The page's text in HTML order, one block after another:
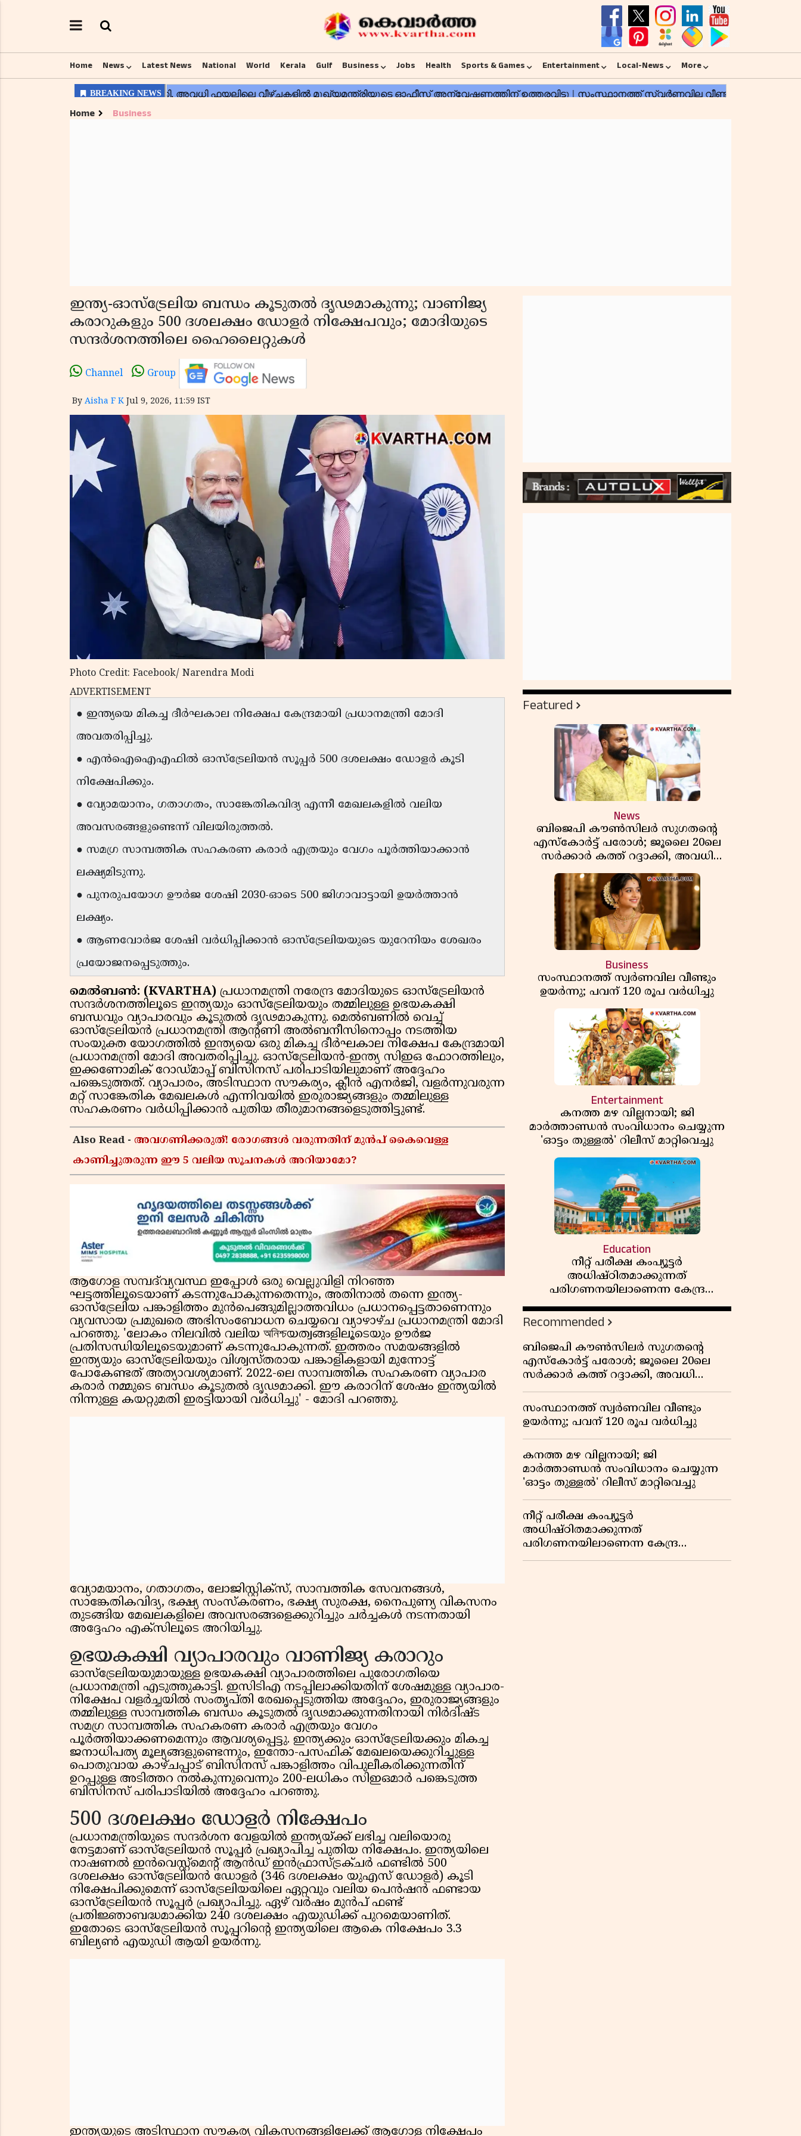
Home News Latest News National World Kerala Gulf Business Jobs Health Sports & Games Entertainment Local-News More
Home Business
ഇന്ത്യ-ഓസ്ട്രേലിയ ബന്ധം കൂടുതൽ ദൃഢമാകുന്നു; വാണിജ്യ
കരാറുകളും 500 ദശലക്ഷം ഡോളർ നിക്ഷേപവും; മോദിയുടെ
സന്ദർശനത്തിലെ ഹൈലൈറ്റുകൾ
Channel Group
By Aisha F K Jul 9, 2026, 11:59 IST
Photo Credit: Facebook/ Narendra Modi
ADVERTISEMENT
● ഇന്ത്യയെ മികച്ച ദീർഘകാല നിക്ഷേപ കേന്ദ്രമായി പ്രധാനമന്ത്രി മോദി
അവതരിപ്പിച്ചു.
● എൻഐഐഎഫിൽ ഓസ്ട്രേലിയൻ സൂപ്പർ 500 ദശലക്ഷം ഡോളർ കൂടി
നിക്ഷേപിക്കും.
● വ്യോമയാനം, ഗതാഗതം, സാങ്കേതികവിദ്യ എന്നീ മേഖലകളിൽ വലിയ
അവസരങ്ങളുണ്ടെന്ന് വിലയിരുത്തൽ.
● സമഗ്ര സാമ്പത്തിക സഹകരണ കരാർ എത്രയും വേഗം പൂർത്തിയാക്കാൻ
ലക്ഷ്യമിടുന്നു.
● പുനരുപയോഗ ഊർജ ശേഷി 2030-ഓടെ 500 ജിഗാവാട്ടായി ഉയർത്താൻ
ലക്ഷ്യം.
● ആണവോർജ ശേഷി വർധിപ്പിക്കാൻ ഓസ്ട്രേലിയയുടെ യുറേനിയം ശേഖരം
പ്രയോജനപ്പെടുത്തും.
മെൽബൺ: (KVARTHA) പ്രധാനമന്ത്രി നരേന്ദ്ര മോദിയുടെ ഓസ്ട്രേലിയൻ
സന്ദർശനത്തിലൂടെ ഇന്ത്യയും ഓസ്ട്രേലിയയും തമ്മിലുള്ള ഉഭയകക്ഷി
ബന്ധവും വ്യാപാരവും കൂടുതൽ ദൃഢമാകുന്നു. മെൽബണിൽ വെച്ച്
ഓസ്ട്രേലിയൻ പ്രധാനമന്ത്രി ആന്റണി അൽബനീസിനൊപ്പം നടത്തിയ
സംയുക്ത യോഗത്തിൽ ഇന്ത്യയെ ഒരു മികച്ച ദീർഘകാല നിക്ഷേപ കേന്ദ്രമായി
പ്രധാനമന്ത്രി മോദി അവതരിപ്പിച്ചു. ഓസ്ട്രേലിയൻ-ഇന്ത്യ സിഇഒ ഫോറത്തിലും,
ഇക്കണോമിക് റോഡ്മാപ്പ് ബിസിനസ് പരിപാടിയിലുമാണ് അദ്ദേഹം
പങ്കെടുത്തത്. വ്യാപാരം, അടിസ്ഥാന സൗകര്യം, ക്ലീൻ എനർജി, വളർന്നുവരുന്ന
മറ്റ് സാങ്കേതിക മേഖലകൾ എന്നിവയിൽ ഇരുരാജ്യങ്ങളും തമ്മിലുള്ള
സഹകരണം വർധിപ്പിക്കാൻ പുതിയ തീരുമാനങ്ങളെടുത്തിട്ടുണ്ട്.
Also Read - അവഗണിക്കരുത്! രോഗങ്ങൾ വരുന്നതിന് മുൻപ് കൈവെള്ള
കാണിച്ചുതരുന്ന ഈ 5 വലിയ സൂചനകൾ അറിയാമോ?
ആഗോള സമ്പദ്‌വ്യവസ്ഥ ഇപ്പോൾ ഒരു വെല്ലുവിളി നിറഞ്ഞ
ഘട്ടത്തിലൂടെയാണ് കടന്നുപോകുന്നതെന്നും, അതിനാൽ തന്നെ ഇന്ത്യ-
ഓസ്ട്രേലിയ പങ്കാളിത്തം മുൻപെങ്ങുമില്ലാത്തവിധം പ്രധാനപ്പെട്ടതാണെന്നും
വ്യവസായ പ്രമുഖരെ അഭിസംബോധന ചെയ്യവെ വ്യാഴാഴ്ച പ്രധാനമന്ത്രി മോദി
പറഞ്ഞു. 'ലോകം നിലവിൽ വലിയ অনিশ্চയത്വങ്ങളിലൂടെയും ഊർജ
പ്രതിസന്ധിയിലൂടെയുമാണ് കടന്നുപോകുന്നത്. ഇത്തരം സമയങ്ങളിൽ
ഇന്ത്യയും ഓസ്ട്രേലിയയും വിശ്വസ്തരായ പങ്കാളികളായി മുന്നോട്ട്
പോകേണ്ടത് അത്യാവശ്യമാണ്. 2022-ലെ സാമ്പത്തിക സഹകരണ വ്യാപാര
കരാർ നമ്മുടെ ബന്ധം കൂടുതൽ ദൃഢമാക്കി. ഈ കരാറിന് ശേഷം ഇന്ത്യയിൽ
നിന്നുള്ള കയറ്റുമതി ഇരട്ടിയായി വർധിച്ചു' - മോദി പറഞ്ഞു.
വ്യോമയാനം, ഗതാഗതം, ലോജിസ്റ്റിക്സ്, സാമ്പത്തിക സേവനങ്ങൾ,
സാങ്കേതികവിദ്യ, ഭക്ഷ്യ സംസ്കരണം, ഭക്ഷ്യ സുരക്ഷ, നൈപുണ്യ വികസനം
തുടങ്ങിയ മേഖലകളിലെ അവസരങ്ങളെക്കുറിച്ചും ചർച്ചകൾ നടന്നതായി
അദ്ദേഹം എക്‌സിലൂടെ അറിയിച്ചു.
ഉഭയകക്ഷി വ്യാപാരവും വാണിജ്യ കരാറും
ഓസ്ട്രേലിയയുമായുള്ള ഉഭയകക്ഷി വ്യാപാരത്തിലെ പുരോഗതിയെ
പ്രധാനമന്ത്രി എടുത്തുകാട്ടി. ഇസിടിഎ നടപ്പിലാക്കിയതിന് ശേഷമുള്ള വ്യാപാര-
നിക്ഷേപ വളർച്ചയിൽ സംതൃപ്തി രേഖപ്പെടുത്തിയ അദ്ദേഹം, ഇരുരാജ്യങ്ങളും
തമ്മിലുള്ള സാമ്പത്തിക ബന്ധം കൂടുതൽ ദൃഢമാക്കുന്നതിനായി നിർദിഷ്ട
സമഗ്ര സാമ്പത്തിക സഹകരണ കരാർ എത്രയും വേഗം
പൂർത്തിയാക്കണമെന്നും ആവശ്യപ്പെട്ടു. ഇന്ത്യക്കും ഓസ്ട്രേലിയക്കും മികച്ച
ജനാധിപത്യ മൂല്യങ്ങളുണ്ടെന്നും, ഇന്തോ-പസഫിക് മേഖലയെക്കുറിച്ചുള്ള
പൊതുവായ കാഴ്ചപ്പാട് ബിസിനസ് പങ്കാളിത്തം വിപുലീകരിക്കുന്നതിന്
ഉറപ്പുള്ള അടിത്തറ നൽകുന്നുവെന്നും 200-ലധികം സിഇഒമാർ പങ്കെടുത്ത
ബിസിനസ് പരിപാടിയിൽ അദ്ദേഹം പറഞ്ഞു.
500 ദശലക്ഷം ഡോളർ നിക്ഷേപം
പ്രധാനമന്ത്രിയുടെ സന്ദർശന വേളയിൽ ഇന്ത്യയ്ക്ക് ലഭിച്ച വലിയൊരു
നേട്ടമാണ് ഓസ്ട്രേലിയൻ സൂപ്പർ പ്രഖ്യാപിച്ച പുതിയ നിക്ഷേപം. ഇന്ത്യയിലെ
നാഷണൽ ഇൻവെസ്റ്റ്‌മെന്റ് ആൻഡ് ഇൻഫ്രാസ്ട്രക്ചർ ഫണ്ടിൽ 500
ദശലക്ഷം ഓസ്ട്രേലിയൻ ഡോളർ (346 ദശലക്ഷം യുഎസ് ഡോളർ) കൂടി
നിക്ഷേപിക്കുമെന്ന് ഓസ്ട്രേലിയയിലെ ഏറ്റവും വലിയ പെൻഷൻ ഫണ്ടായ
ഓസ്ട്രേലിയൻ സൂപ്പർ പ്രഖ്യാപിച്ചു. ഏഴ് വർഷം മുൻപ് ഫണ്ട്
പ്രതിജ്ഞാബദ്ധമാക്കിയ 240 ദശലക്ഷം എയുഡിക്ക് പുറമെയാണിത്.
ഇതോടെ ഓസ്ട്രേലിയൻ സൂപ്പറിൻ്റെ ഇന്ത്യയിലെ ആകെ നിക്ഷേപം 3.3
ബില്യൺ എയുഡി ആയി ഉയർന്നു.
ഇന്ത്യയുടെ അടിസ്ഥാന സൗകര്യ വികസനങ്ങളിലേക്ക് ആഗോള നിക്ഷേപം
Featured
News
ബിജെപി കൗൺസിലർ സുഗതന്റെ
എസ്‌കോർട്ട് പരോൾ; ജൂലൈ 20ലെ
സർക്കാർ കത്ത് റദ്ദാക്കി, അവധി
ഫയലിലെ വീഴ്ചകളിൽ മുഖ്യമന്ത്രിയുടെ
ഓഫീസ് അന്വേഷണത്തിന് ഉത്തരവിട്ടു
Business
സംസ്ഥാനത്ത് സ്വര്‍ണവില വീണ്ടും
ഉയർന്നു; പവന് 120 രൂപ വര്‍ധിച്ചു
Entertainment
കനത്ത മഴ വില്ലനായി; ജി
മാർത്താണ്ഡൻ സംവിധാനം ചെയ്യുന്ന
'ഓട്ടം തുള്ളൽ' റിലീസ് മാറ്റിവെച്ചു
Education
നീറ്റ് പരീക്ഷ കംപ്യൂട്ടർ
അധിഷ്ഠിതമാക്കുന്നത്
പരിഗണനയിലാണെന്ന കേന്ദ്ര
സർക്കാരിൻ്റെ സത്യവാങ്മൂലത്തിൽ
മറുപടി നൽകാൻ ഹർജിക്കാരോട്
സുപ്രീംകോടതി
Recommended
ബിജെപി കൗൺസിലർ സുഗതന്റെ
എസ്‌കോർട്ട് പരോൾ; ജൂലൈ 20ലെ
സർക്കാർ കത്ത് റദ്ദാക്കി, അവധി
ഫയലിലെ വീഴ്ചകളിൽ മുഖ്യമന്ത്രിയുടെ
ഓഫീസ് അന്വേഷണത്തിന് ഉത്തരവിട്ടു
സംസ്ഥാനത്ത് സ്വര്‍ണവില വീണ്ടും
ഉയർന്നു; പവന് 120 രൂപ വര്‍ധിച്ചു
കനത്ത മഴ വില്ലനായി; ജി
മാർത്താണ്ഡൻ സംവിധാനം ചെയ്യുന്ന
'ഓട്ടം തുള്ളൽ' റിലീസ് മാറ്റിവെച്ചു
നീറ്റ് പരീക്ഷ കംപ്യൂട്ടർ
അധിഷ്ഠിതമാക്കുന്നത്
പരിഗണനയിലാണെന്ന കേന്ദ്ര
സർക്കാരിൻ്റെ സത്യവാങ്മൂലത്തിൽ